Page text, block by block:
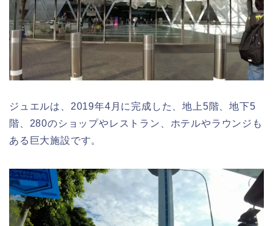
ジュエルは、2019年4月に完成した、地上5階、地下5
階、280のショップやレストラン、ホテルやラウンジも
ある巨大施設です。